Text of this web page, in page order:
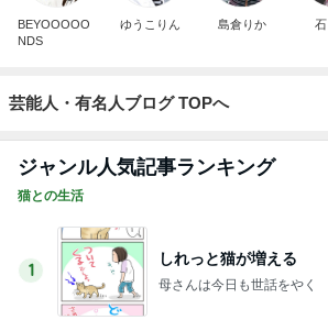
BEYOOOOO
NDS
ゆうこりん 島倉りか
芸能人・有名人ブログ TOPへ
ジャンル人気記事ランキング
猫との生活
1
しれっと猫が増える
母さんは今日も世話をやく